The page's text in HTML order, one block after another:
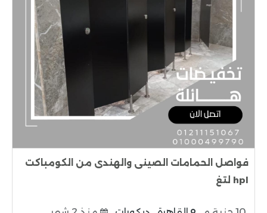
فواصل الحمامات الصينى والهندى من الكومباكت
hpl لتغ